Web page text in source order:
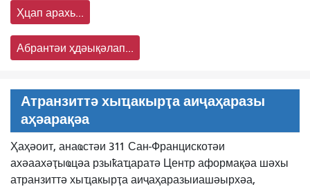
Ҳцап арахь...
Абрантәи ҳдәықәлап...
Атранзиттә хыҵакырҭа аиҷаҳаразы
аҳәарақәа
Ҳаҳәоит, анаҩстәи 311 Сан-Францискотәи
ахәаахәҭыҩцәа рзыҟаҵаратә Центр аформақәа шәхы
иашәырхәа,
атранзиттә хыҵакырҭа аиҷаҳаразы